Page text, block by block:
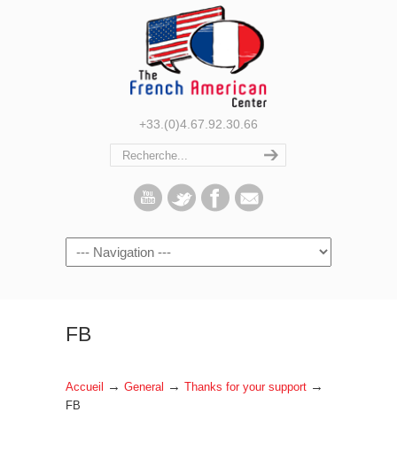
+33.(0)4.67.92.30.66
Navigation
FB
Accueil → General → Thanks for your support →
FB